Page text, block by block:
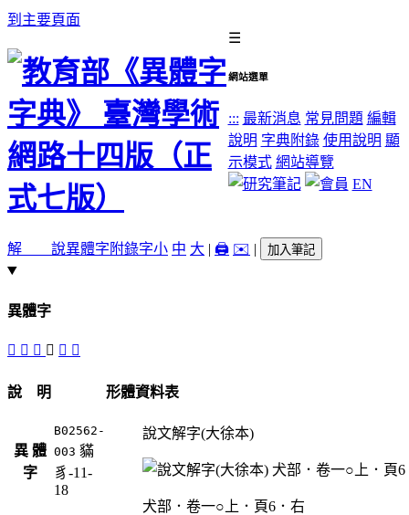
到主要頁面
☰
網站選單
::: 最新消息 常見問題 編輯
說明 字典附錄 使用說明 顯
示模式 網站導覽
EN
解 說異體字 附錄字小 中 大 | 🖨️ ✉️ | 加入筆記
異體字
𤡁 󸀖 𤢞 䝡 䝢 𧴝
說 明
異 體
字
B02562-
003 䝡
豸-11-
18
形體資料表
說文解字(大徐本)
犬部．卷一○上．頁6．右